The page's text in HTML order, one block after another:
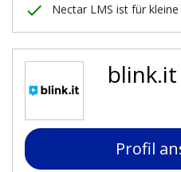
done Nectar LMS ist für
blink.it
Profil